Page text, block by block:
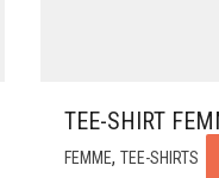
TEE-SHIRT
FEMME, TEE-SHIRTS